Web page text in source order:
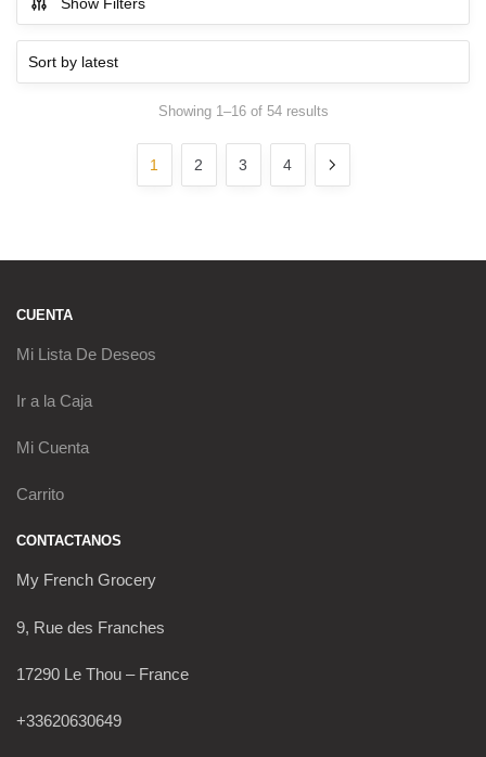
Showing 1–16 of 54 resultsSorted
1 2 3 4
CUENTA
Mi Lista De Deseos
Ir a la Caja
Mi Cuenta
Carrito
CONTACTANOS
My French Grocery
9, Rue des Franches
17290 Le Thou – France
+33620630649